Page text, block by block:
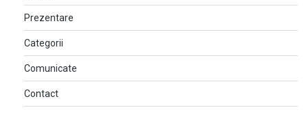
Prezentare
Categorii
Comunicate
Contact